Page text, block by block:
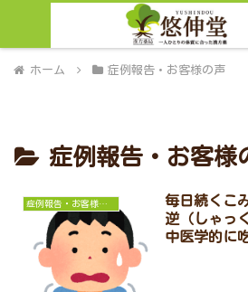
ホーム 症例報告・お客様の声
症例報告・お客様
症例報告・お客様の声
毎日続くこ
逆（しゃっ
中医学的に